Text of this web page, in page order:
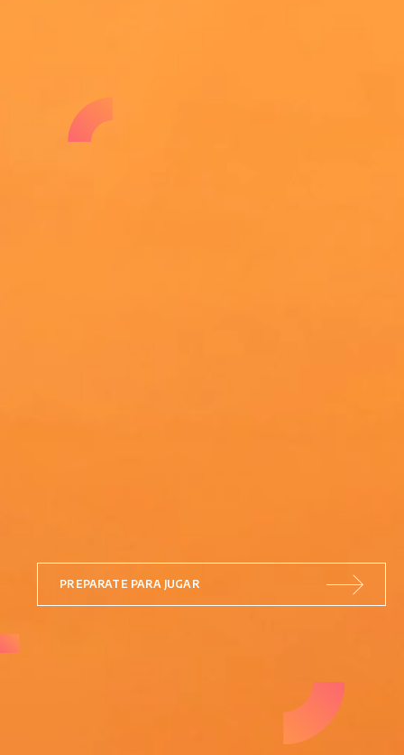
PREPARATE PARA JUGAR